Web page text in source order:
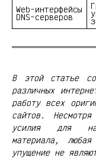
Web-интерфейсы
DNS-серверов
В этой статье
различных
работу всех
сайтов.
усилия для
материала, любая
упущение не